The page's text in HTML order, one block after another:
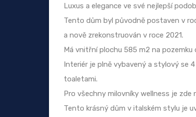
Luxus a elegance ve své nejlepší
Tento dům byl původně postaven v
a nově zrekonstruován v roce 2021.
Má vnitřní plochu 585 m2 na pozemku
Interiér je plně vybavený a stylový se
toaletami.
Pro všechny milovníky wellness je zde
Tento krásný dům v italském stylu je